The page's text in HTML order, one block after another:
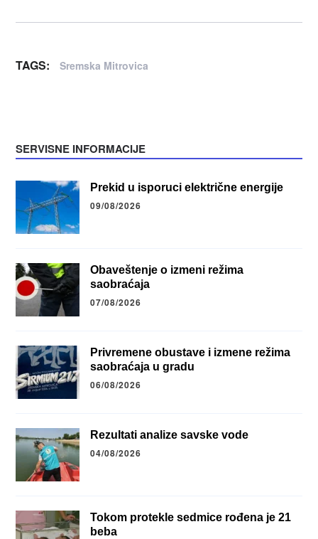
TAGS: Sremska Mitrovica
SERVISNE INFORMACIJE
Prekid u isporuci električne energije
09/08/2026
Obaveštenje o izmeni režima
saobraćaja
07/08/2026
Privremene obustave i izmene režima
saobraćaja u gradu
06/08/2026
Rezultati analize savske vode
04/08/2026
Tokom protekle sedmice rođena je 21
beba